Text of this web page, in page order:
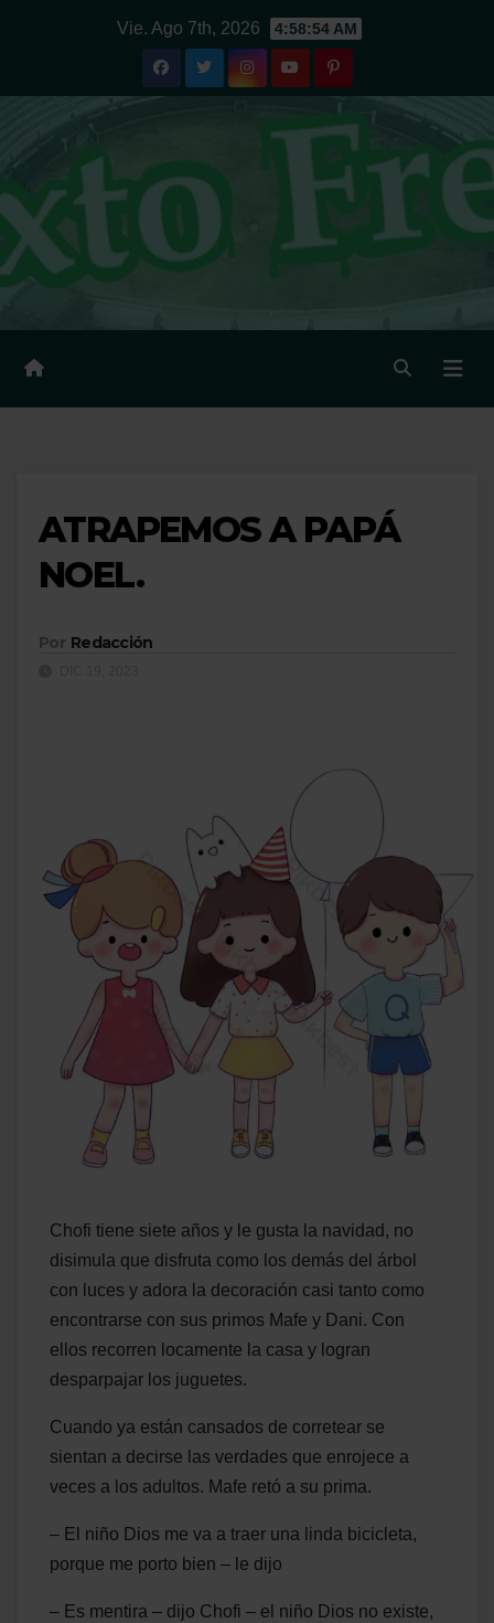
Vie. Ago 7th, 2026 4:58:54 AM
ATRAPEMOS A PAPÁ
NOEL.
Por Redacción
Chofi tiene siete años y le gusta la navidad, no
disimula que disfruta como los demás del árbol
con luces y adora la decoración casi tanto como
encontrarse con sus primos Mafe y Dani. Con
ellos recorren locamente la casa y logran
desparpajar los juguetes.
Cuando ya están cansados de corretear se
sientan a decirse las verdades que enrojece a
veces a los adultos. Mafe retó a su prima.
– El niño Dios me va a traer una linda bicicleta,
porque me porto bien – le dijo
– Es mentira – dijo Chofi – el niño Dios no existe,